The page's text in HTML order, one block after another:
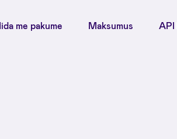
me pakume Maksumus API